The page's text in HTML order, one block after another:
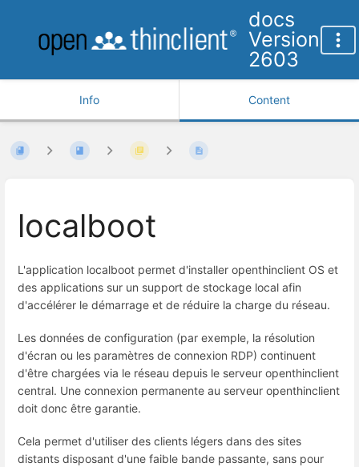
docs
Version
2603
Info Content
localboot
L'application localboot permet d'installer openthinclient OS et
des applications sur un support de stockage local afin
d'accélérer le démarrage et de réduire la charge du réseau.
Les données de configuration (par exemple, la résolution
d'écran ou les paramètres de connexion RDP) continuent
d'être chargées via le réseau depuis le serveur openthinclient
central. Une connexion permanente au serveur openthinclient
doit donc être garantie.
Cela permet d'utiliser des clients légers dans des sites
distants disposant d'une faible bande passante, sans pour